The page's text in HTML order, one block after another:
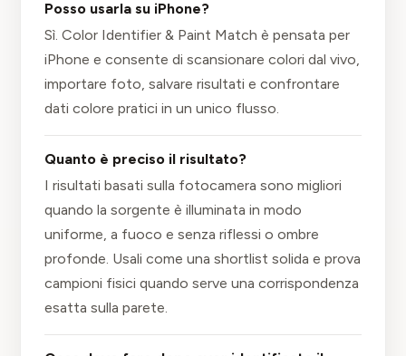
Posso usarla su iPhone?
Sì. Color Identifier & Paint Match è pensata per
iPhone e consente di scansionare colori dal vivo,
importare foto, salvare risultati e confrontare
dati colore pratici in un unico flusso.
Quanto è preciso il risultato?
I risultati basati sulla fotocamera sono migliori
quando la sorgente è illuminata in modo
uniforme, a fuoco e senza riflessi o ombre
profonde. Usali come una shortlist solida e prova
campioni fisici quando serve una corrispondenza
esatta sulla parete.